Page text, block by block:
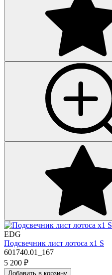
EDG
Подсвечник лист лотоса х1 S
601740.01_167
5 200 ₽
Добавить в корзину